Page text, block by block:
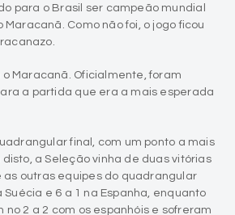
Maracanã. Oficialmente, foram
a partida que era a mais esperada
final, com um ponto a mais
a Seleção vinha de duas vitórias
Suécia e 6 a 1 na Espanha, enquanto
no 2 a 2 com os espanhóis e sofreram
por 3 a 2, de virada. Até mesmo por
que o Brasil saísse com a Taça Jules
Filho.